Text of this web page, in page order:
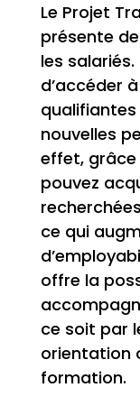
Le Projet
présente
les
d’accéder
nouvelles
effet, grâce
pouvez
ce qui
offre la
ce soit par
orientation
formation.